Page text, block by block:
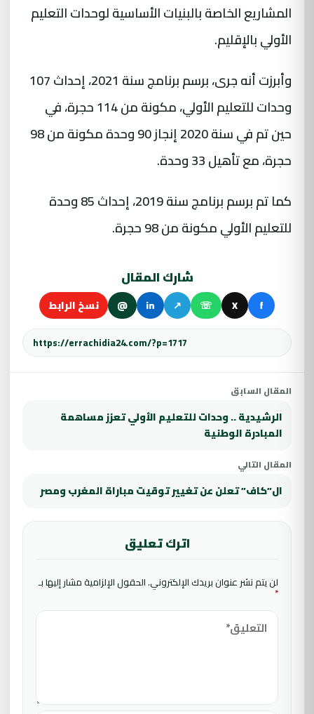
المشاريع الخاصة بالبنيات الأساسية لوحدات التعليم
الأولي بالإقليم.
وأبرزت أنه جرى، برسم برنامج سنة 2021، إحداث 107
وحدات للتعليم الأولي، مكونة من 114 حجرة، في
حين تم في سنة 2020 إنجاز 90 وحدة مكونة من 98
حجرة، مع تأهيل 33 وحدة.
كما تم برسم برنامج سنة 2019، إحداث 85 وحدة
للتعليم الأولي مكونة من 98 حجرة.
شارك المقال
f
X
☏
↗
in
@ نسخ الرابط
المقال السابق
الرشيدية .. وحدات للتعليم الأولي تعزز مساهمة
المبادرة الوطنية
المقال التالي
ال”كاف” تعلن عن تغيير توقيت مباراة المغرب ومصر
اترك تعليق
لن يتم نشر عنوان بريدك الإلكتروني.الحقول الإلزامية مشار إليها بـ
*